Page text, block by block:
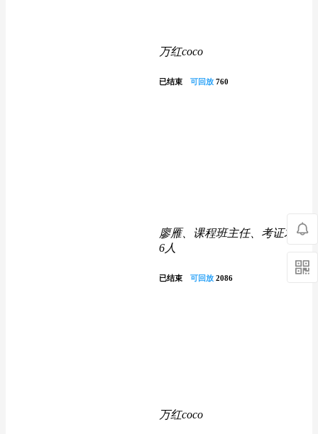
万红coco
已结束 可回放 760
廖雁、课程班主任、考证君 等
6人
已结束 可回放 2086
万红coco